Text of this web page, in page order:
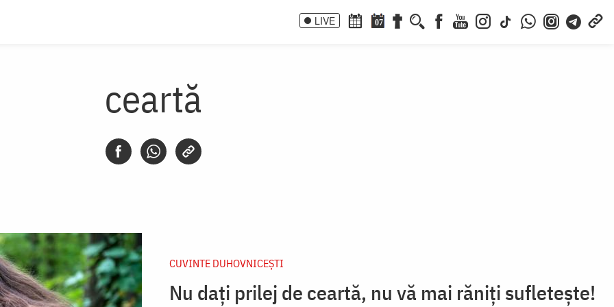
LIVE 07
ceartă
CUVINTE DUHOVNICEȘTI
Nu dați prilej de ceartă, nu vă mai răniți sufletește!